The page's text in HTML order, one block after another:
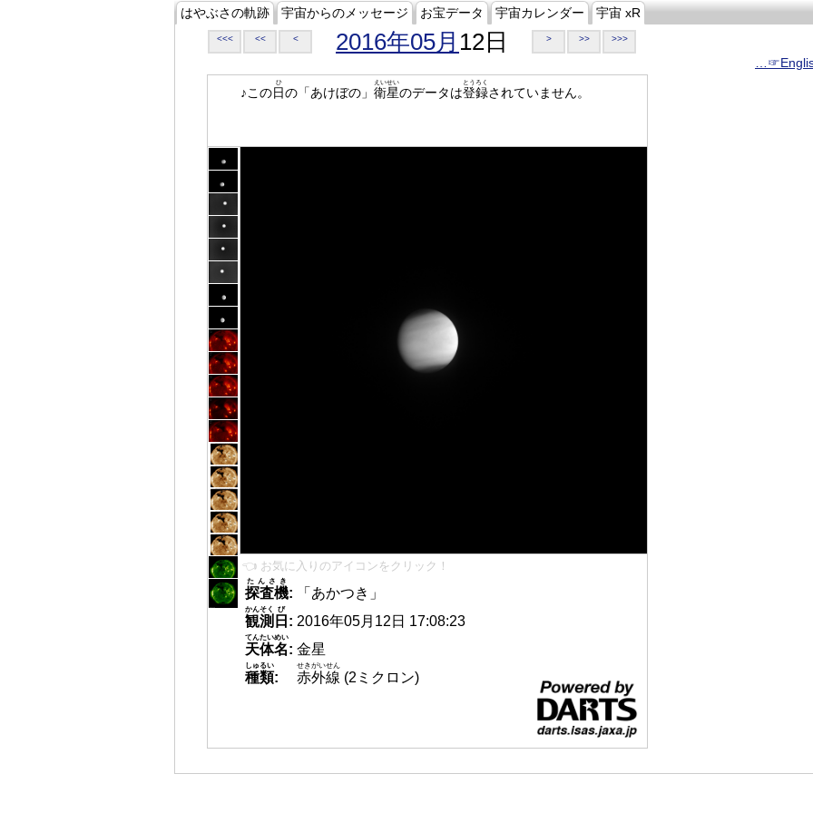
はやぶさの軌跡 宇宙からのメッセージ お宝データ 宇宙カレンダー 宇宙 xR
<<< << < 2016年05月 12日 > >> >>>
♪この日
ひ
の「あけぼの」 衛星
えいせい
のデータは登録
とうろく
されていません。
👈 お気に入りのアイコンをクリック！
探査機
たんさき
:
「あかつき」
観測
かんそく
日
び
: 2016年05月12日 17:08:23
天体名
てんたいめい
: 金星
種類
しゅるい
: 赤外線
せきがいせん
(2ミクロン)